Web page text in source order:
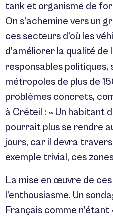
tank et organisme de
On s’achemine vers un
ces secteurs d’où les
d’améliorer la qualité de
responsables politiques,
métropoles de plus de
problèmes concrets,
à Créteil : « Un habitant
pourrait plus se rendre
jours, car il devra
exemple trivial, ces
La mise en œuvre de
l’enthousiasme. Un
Français comme